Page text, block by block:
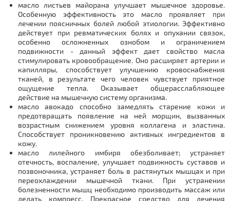
масло листьев майорана улучшает мышечное здоровье.
Особенную эффективность это масло проявляет при
лечении поясничных болей любой этиологии. Эффективно
действует при ревматических болях и опухании связок,
особенно осложненных ознобом и ограничением
подвижности - данный эффект дает свойство масла
стимулировать кровообращение. Оно расширяет артерии и
капилляры, способствует улучшению кровоснабжения
тканей, в результате чего человек чувствует приятное
ощущение тепла. Оказывает общерасслабляющее
действие на мышечную систему организма.
масло авокадо способно замедлять старение кожи и
предотвращать появление на ней морщин, вызванных
возрастным снижением уровня коллагена и эластина.
Способствует проникновению активных ингредиентов в
кожу.
масло лилейного имбиря обезболивает; устраняет
отечность, воспаление, улучшает подвижность суставов и
позвоночника, устраняет боль в растянутых мышцах и при
переохлаждении мышечной ткани. При устранении
болезненности мышц необходимо производить массаж или
делать компресс. Прекрасное средство для лечения